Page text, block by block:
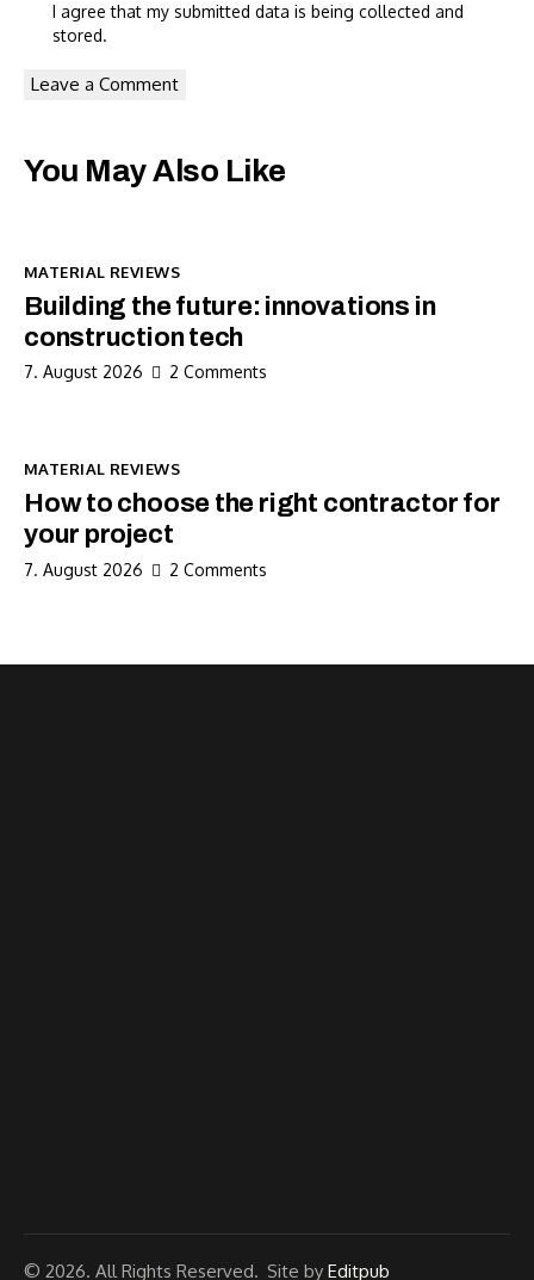
I agree that my submitted data is being collected and
stored.
You May Also Like
MATERIAL REVIEWS
Building the future: innovations in
construction tech
7. August 2026 2 Comments
MATERIAL REVIEWS
How to choose the right contractor for
your project
7. August 2026 2 Comments
© 2026. All Rights Reserved. Site by Editpub